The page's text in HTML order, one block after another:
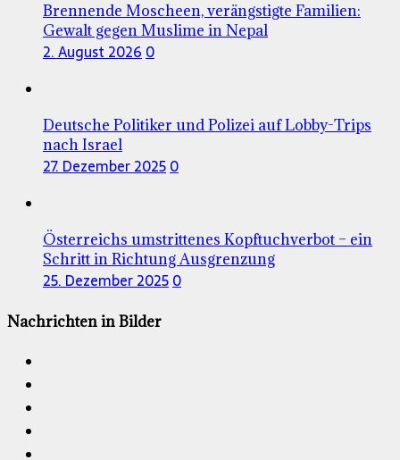
Brennende Moscheen, verängstigte Familien:
Gewalt gegen Muslime in Nepal
2. August 20260
Deutsche Politiker und Polizei auf Lobby-Trips
nach Israel
27. Dezember 20250
Österreichs umstrittenes Kopftuchverbot – ein
Schritt in Richtung Ausgrenzung
25. Dezember 20250
Nachrichten in Bilder